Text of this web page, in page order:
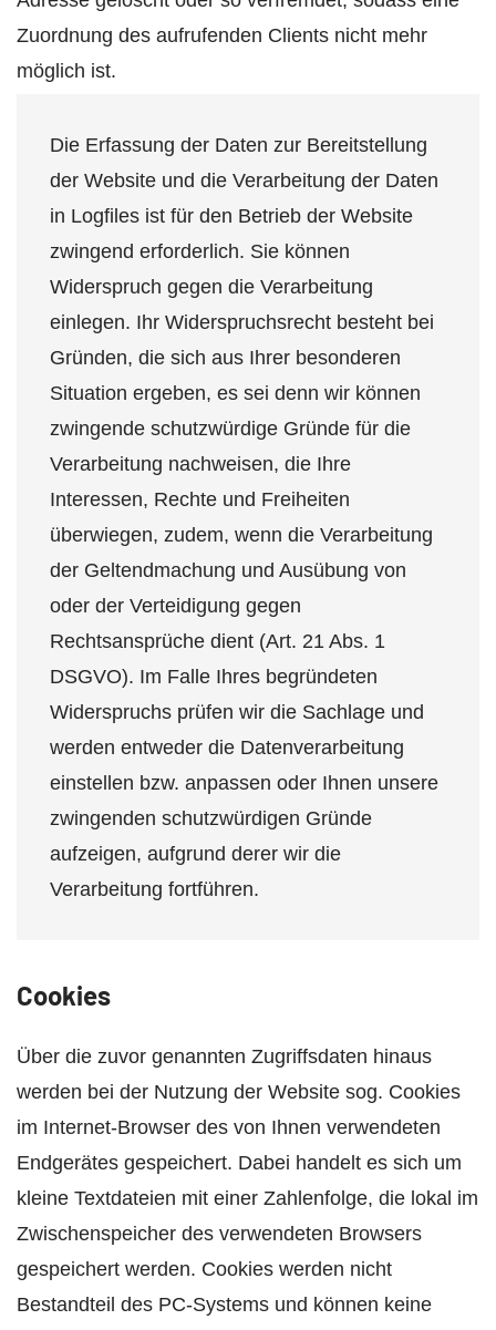
Zuordnung des aufrufenden Clients nicht mehr
möglich ist.
Die Erfassung der Daten zur Bereitstellung
der Website und die Verarbeitung der Daten
in Logfiles ist für den Betrieb der Website
zwingend erforderlich. Sie können
Widerspruch gegen die Verarbeitung
einlegen. Ihr Widerspruchsrecht besteht bei
Gründen, die sich aus Ihrer besonderen
Situation ergeben, es sei denn wir können
zwingende schutzwürdige Gründe für die
Verarbeitung nachweisen, die Ihre
Interessen, Rechte und Freiheiten
überwiegen, zudem, wenn die Verarbeitung
der Geltendmachung und Ausübung von
oder der Verteidigung gegen
Rechtsansprüche dient (Art. 21 Abs. 1
DSGVO). Im Falle Ihres begründeten
Widerspruchs prüfen wir die Sachlage und
werden entweder die Datenverarbeitung
einstellen bzw. anpassen oder Ihnen unsere
zwingenden schutzwürdigen Gründe
aufzeigen, aufgrund derer wir die
Verarbeitung fortführen.
Cookies
Über die zuvor genannten Zugriffsdaten hinaus
werden bei der Nutzung der Website sog. Cookies
im Internet-Browser des von Ihnen verwendeten
Endgerätes gespeichert. Dabei handelt es sich um
kleine Textdateien mit einer Zahlenfolge, die lokal im
Zwischenspeicher des verwendeten Browsers
gespeichert werden. Cookies werden nicht
Bestandteil des PC-Systems und können keine